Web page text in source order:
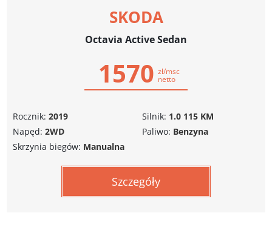
SKODA
Octavia Active Sedan
1570 zł/msc
netto
Rocznik: 2019
Napęd: 2WD
Silnik: 1.0 115 KM
Paliwo: Benzyna
Skrzynia biegów: Manualna
Szczegóły